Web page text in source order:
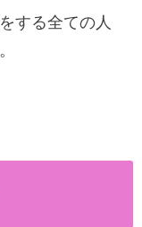
する全ての人